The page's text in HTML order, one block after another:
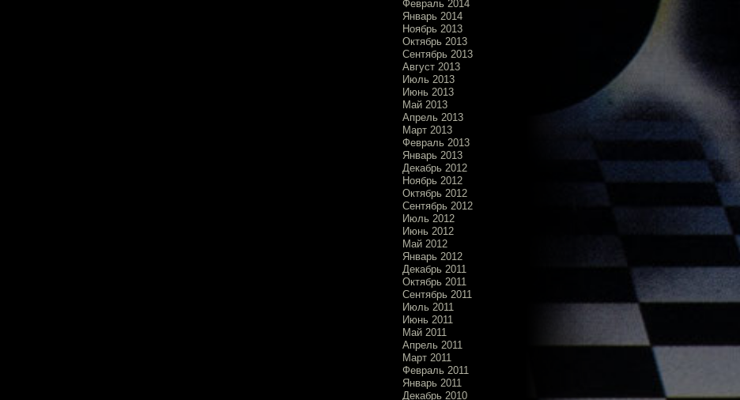
Февраль 2014
Январь 2014
Ноябрь 2013
Октябрь 2013
Сентябрь 2013
Август 2013
Июль 2013
Июнь 2013
Май 2013
Апрель 2013
Март 2013
Февраль 2013
Январь 2013
Декабрь 2012
Ноябрь 2012
Октябрь 2012
Сентябрь 2012
Июль 2012
Июнь 2012
Май 2012
Январь 2012
Декабрь 2011
Октябрь 2011
Сентябрь 2011
Июль 2011
Июнь 2011
Май 2011
Апрель 2011
Март 2011
Февраль 2011
Январь 2011
Декабрь 2010